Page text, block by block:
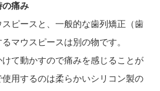
の痛み
ピースと、一般的な歯列矯正（歯
マウスピースは別の物です。
て動かすので痛みを感じることが
用するのは柔らかいシリコン製の